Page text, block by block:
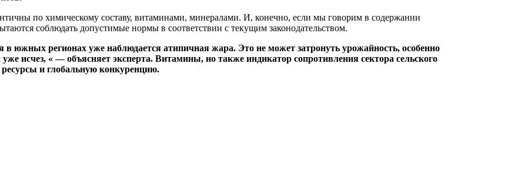
по химическому составу, витаминами, минералами. И, конечно, если мы говорим в содержании
соблюдать допустимые нормы в соответствии с текущим законодательством.
в южных регионах уже наблюдается атипичная жара. Это не может затронуть урожайность, особенно
исчез, « — объясняет эксперта. Витамины, но также индикатор сопротивления сектора сельского
ресурсы и глобальную конкуренцию.